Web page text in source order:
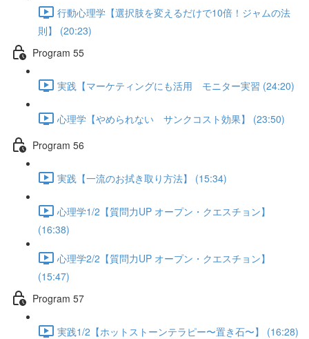
行動心理学【選択肢を変えるだけで10倍！ジャムの法
則】 (20:23)
Program 55
実践【マーケティングにも活用 モニター実習 (24:20)
心理学【やめられない サンクコスト効果】 (23:50)
Program 56
実践【一流のお拭き取り方法】 (15:34)
心理学1/2【質問力UP オープン・クエスチョン】
(16:38)
心理学2/2【質問力UP オープン・クエスチョン】
(15:47)
Program 57
実践1/2【ホットストーンテラピー〜置き石〜】 (16:28)